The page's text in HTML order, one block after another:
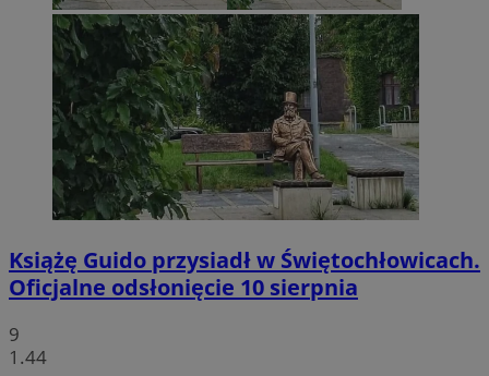
Książę Guido przysiadł w Świętochłowicach.
Oficjalne odsłonięcie 10 sierpnia
9
1.44